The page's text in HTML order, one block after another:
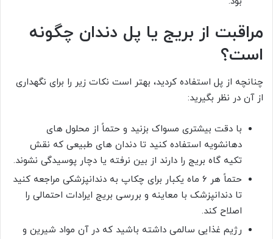
مراقبت از بریج یا پل دندان چگونه
است؟
چنانچه از پل استفاده کردید، بهتر است نکات زیر را برای نگهداری
از آن در نظر بگیرید:
با دقت بیشتری مسواک بزنید و حتماً از محلول‌ های
دهانشویه استفاده کنید تا دندان‌ های طبیعی که نقش
تکیه گاه بریج را دارند از بین نرفته یا دچار پوسیدگی نشوند.
حتماً هر ۶ ماه یکبار برای چکاپ به دندانپزشکی مراجعه کنید
تا دندانپزشک با معاینه و بررسی بریج ایرادات احتمالی را
اصلاح کند.
رژیم غذایی سالمی داشته باشید که در آن مواد شیرین و